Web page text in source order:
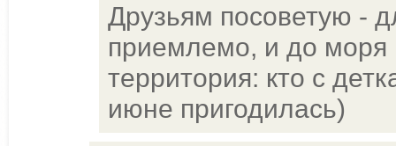
Друзьям посоветую -
приемлемо, и до моря
территория: кто с
июне пригодилась)